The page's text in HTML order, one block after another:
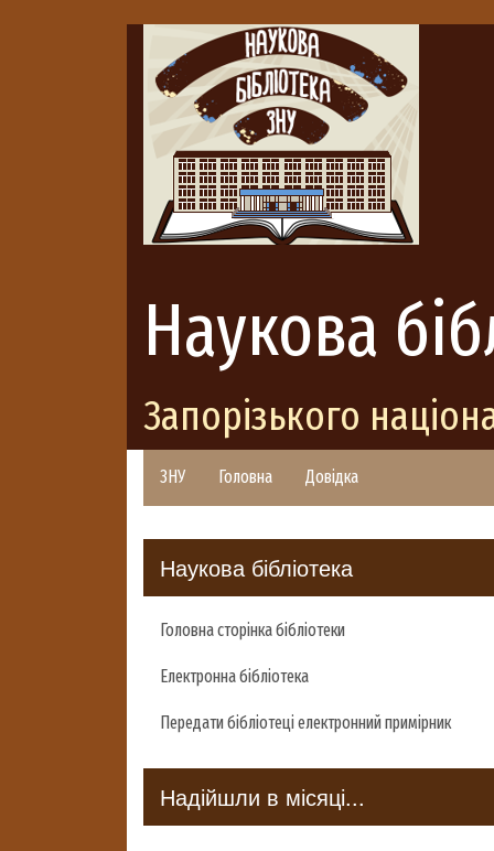
Наукова
Запорізького
ЗНУ Головна Довідка
Наукова бібліотека
Головна сторінка бібліотеки
Електронна бібліотека
Передати бібліотеці електронний примірник
Надійшли в місяці...